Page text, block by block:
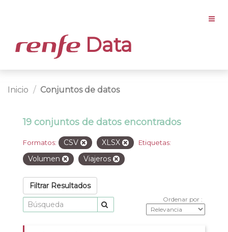
Data
Inicio Conjuntos de datos
19 conjuntos de datos encontrados
Formatos: CSV XLSX Etiquetas:
Volumen Viajeros
Filtrar Resultados
Ordenar por